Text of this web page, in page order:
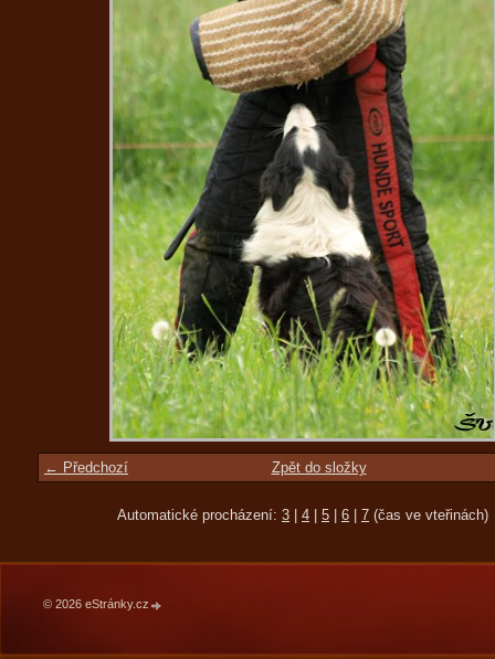
← Předchozí Zpět do složky
Automatické procházení: 3 4 5 6 7 (čas ve vteřinách)
© 2026 eStránky.cz